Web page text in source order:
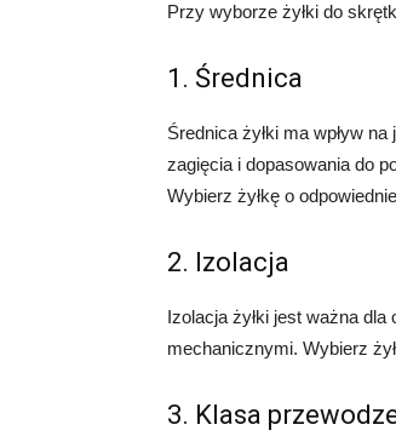
Przy wyborze żyłki do
1. Średnica
Średnica żyłki ma wpływ
zagięcia i dopasowania do
Wybierz żyłkę o
2. Izolacja
Izolacja żyłki jest ważna
mechanicznymi. Wybierz
3. Klasa